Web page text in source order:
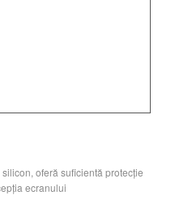
oferă suficientă protecție
ecranului